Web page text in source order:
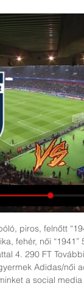
piros, felnőtt
fehér, női
4. 290 FT
Adidas/női
a social